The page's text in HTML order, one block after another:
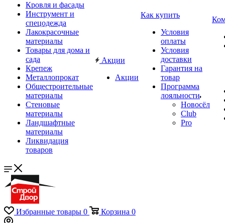
Кровля и фасады
Инструмент и
спецодежда
Лакокрасочные
материалы
Товары для дома и
сада
Крепеж
Металлопрокат
Общестроительные
материалы
Стеновые
материалы
Ландшафтные
материалы
Ликвидация
товаров
Акции
Акции
Как купить
Условия
оплаты
Условия
доставки
Гарантия на
товар
Программа
лояльности
Новосёл
Club
Pro
Избранные товары 0 Корзина 0